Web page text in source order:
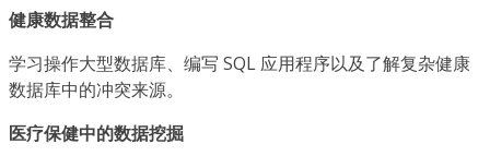
健康数据整合
学习操作大型数据库、编写 SQL 应用程序以及了解复杂健康
数据库中的冲突来源。
医疗保健中的数据挖掘